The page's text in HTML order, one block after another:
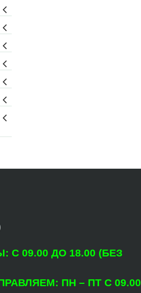
09.00 ДО 18.00 (БЕЗ
ПН – ПТ С 09.00